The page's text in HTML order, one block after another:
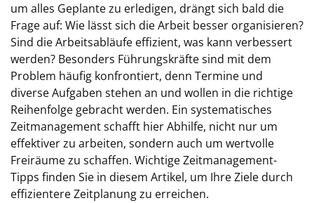
um alles Geplante zu erledigen, drängt sich bald die
Frage auf: Wie lässt sich die Arbeit besser organisieren?
Sind die Arbeitsabläufe effizient, was kann verbessert
werden? Besonders Führungskräfte sind mit dem
Problem häufig konfrontiert, denn Termine und
diverse Aufgaben stehen an und wollen in die richtige
Reihenfolge gebracht werden. Ein systematisches
Zeitmanagement schafft hier Abhilfe, nicht nur um
effektiver zu arbeiten, sondern auch um wertvolle
Freiräume zu schaffen. Wichtige Zeitmanagement-
Tipps finden Sie in diesem Artikel, um Ihre Ziele durch
effizientere Zeitplanung zu erreichen.